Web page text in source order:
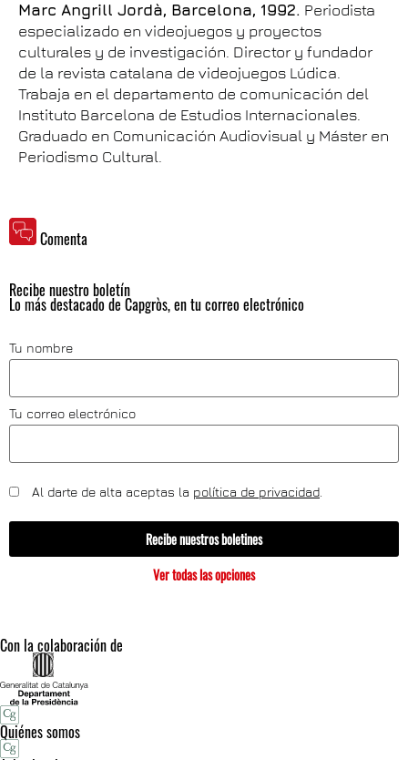
Marc Angrill Jordà, Barcelona, 1992. Periodista
especializado en videojuegos y proyectos
culturales y de investigación. Director y fundador
de la revista catalana de videojuegos Lúdica.
Trabaja en el departamento de comunicación del
Instituto Barcelona de Estudios Internacionales.
Graduado en Comunicación Audiovisual y Máster en
Periodismo Cultural.
Comenta
Recibe nuestro boletín
Lo más destacado de Capgròs, en tu correo electrónico
Tu nombre
Tu correo electrónico
Al darte de alta aceptas la política de privacidad.
Recibe nuestros boletines
Ver todas las opciones
Con la colaboración de
Quiénes somos